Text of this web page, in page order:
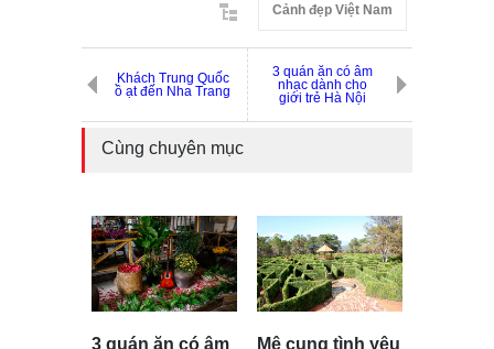
Cảnh đẹp Việt Nam
Khách Trung Quốc
ồ ạt đến Nha Trang
3 quán ăn có âm
nhạc dành cho
giới trẻ Hà Nội
Cùng chuyên mục
3 quán ăn có âm
Mê cung tình yêu